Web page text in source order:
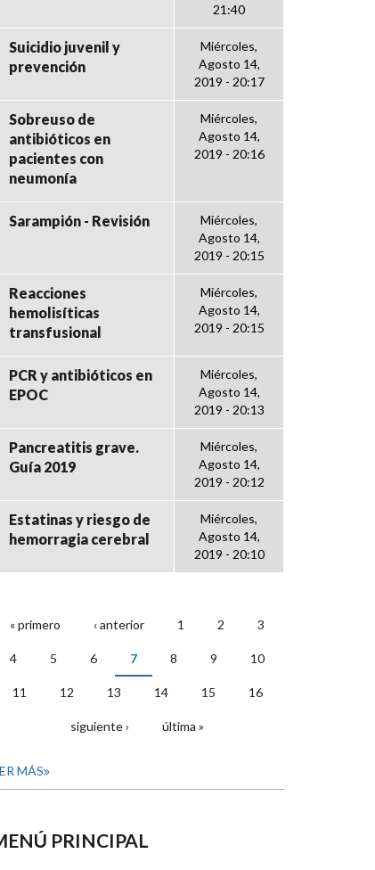
21:40
Suicidio juvenil y
prevención
Miércoles,
Agosto 14,
2019 - 20:17
Sobreuso de
antibióticos en
pacientes con
neumonía
Miércoles,
Agosto 14,
2019 - 20:16
Sarampión - Revisión
Miércoles,
Agosto 14,
2019 - 20:15
Reacciones
hemolisíticas
transfusional
Miércoles,
Agosto 14,
2019 - 20:15
PCR y antibióticos en
EPOC
Miércoles,
Agosto 14,
2019 - 20:13
Pancreatitis grave.
Guía 2019
Miércoles,
Agosto 14,
2019 - 20:12
Estatinas y riesgo de
hemorragia cerebral
Miércoles,
Agosto 14,
2019 - 20:10
PÁGINAS
« primero ‹ anterior 1 2 3
4 5 6 7 8 9 10
11 12 13 14 15 16
siguiente › última »
MÁS
PRINCIPAL